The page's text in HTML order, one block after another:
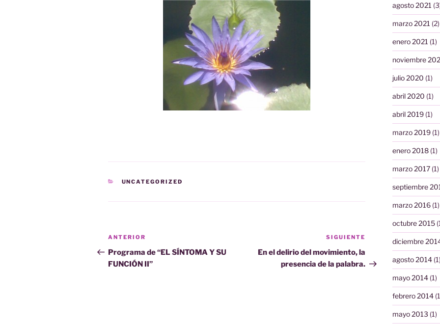
CATEGORÍAS
UNCATEGORIZED
Navegación
de
entradas
Entrada
anterior:
ANTERIOR
Programa de “EL SÍNTOMA Y SU
FUNCIÓN II”
Siguiente
entrada
SIGUIENTE
En el delirio del movimiento, la
presencia de la palabra.
agosto 2021
marzo 2021 (2)
enero 2021 (1)
noviembre
julio 2020 (1)
abril 2020 (1)
abril 2019(1)
marzo 2019(1)
enero 2018(1)
marzo 2017(1)
septiembre
marzo 2016(1)
octubre 2015
diciembre
agosto 2014(1)
mayo 2014(1)
febrero 2014
mayo 2013 (1)